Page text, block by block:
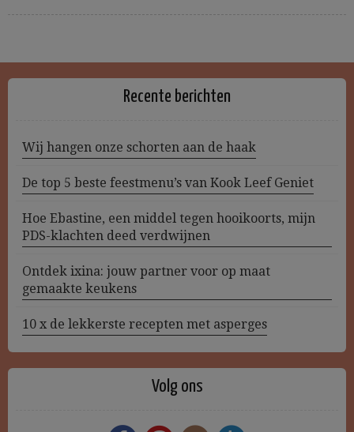
Recente berichten
Wij hangen onze schorten aan de haak
De top 5 beste feestmenu’s van Kook Leef Geniet
Hoe Ebastine, een middel tegen hooikoorts, mijn
PDS-klachten deed verdwijnen
Ontdek ixina: jouw partner voor op maat
gemaakte keukens
10 x de lekkerste recepten met asperges
Volg ons